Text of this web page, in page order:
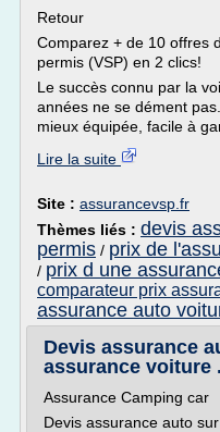
Retour
Comparez + de 10 offres
permis (VSP) en 2 clics!
Le succès connu par la
années ne se dément
mieux équipée, facile à
Lire la suite
Site : assurancevsp.fr
Thèmes liés : devis
permis / prix de
/ prix d une
comparateur prix
assurance auto
Devis assurance
assurance voiture
Assurance Camping car
Devis assurance auto